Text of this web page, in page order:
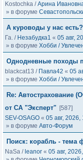
Kostochka /Арина
» в форуме
А куроводы у нас есть?
Га. / Незабудка1 « 05 авг,
» в форуме Хобби /
Однодневные походы
blackcat13 / Павла42 « 05
» в форуме Хобби /
Re: Автострахование
от СА "Эксперт" [587]
SEV-OSAGO « 05 авг, 2026,
» в форуме Авто-Форум
Поиск: корабль - тема
NaSa / leanor « 05 авг,